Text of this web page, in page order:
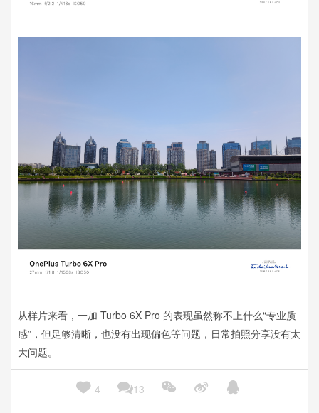
从样片来看，一加 Turbo 6X Pro 的表现虽然称不上什么“专业质
感”，但足够清晰，也没有出现偏色等问题，日常拍照分享没有太
大问题。
此外，一加 Turbo 6X Pro 的主摄与超广角，保持了较为良好的
 4 13   